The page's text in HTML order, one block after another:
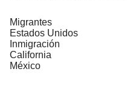
Migrantes
Estados Unidos
Inmigración
California
México